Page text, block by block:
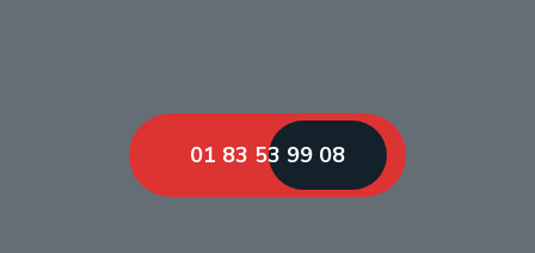
01 83 53 99 08